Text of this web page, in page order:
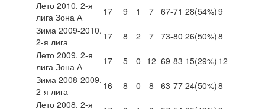
Лето 2010. 2-я
лига Зона А
17 9 1 7 67-71 28(54%)9
Зима 2009-2010.
2-я лига
17 8 2 7 73-80 26(50%)8
Лето 2009. 2-я
лига Зона А
17 5 0 12 69-83 15(29%) 12
Зима 2008-2009.
2-я лига
16 8 0 8 63-77 24(50%)8
Лето 2008. 2-я